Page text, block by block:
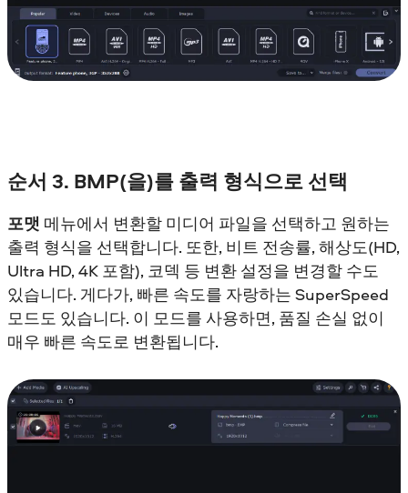
순서 3. BMP(을)를 출력 형식으로 선택
포맷 메뉴에서 변환할 미디어 파일을 선택하고 원하는
출력 형식을 선택합니다. 또한, 비트 전송률, 해상도(HD,
Ultra HD, 4K 포함), 코덱 등 변환 설정을 변경할 수도
있습니다. 게다가, 빠른 속도를 자랑하는 SuperSpeed
모드도 있습니다. 이 모드를 사용하면, 품질 손실 없이
매우 빠른 속도로 변환됩니다.